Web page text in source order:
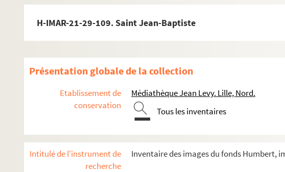
H-IMAR-21-29-109. Saint Jean-Baptiste
Présentation globale de la collection
Etablissement de
conservation
Médiathèque Jean Levy. Lille, Nord.
Tous les inventaires
Intitulé de l'instrument de
recherche
Inventaire des images du fonds Humbert,
H-IMAR-21-26-92. Saint Ioannes Baptiste
H-IMAR-21-27-95. Saint Jean-Baptiste
H-IMAR-21-27-97. Saint Jean-Baptiste
H-IMAR-21-27-98. Saint Jean-Baptiste
H-IMAR-21-27-100. Saint Jean-Baptiste
H-IMAR-21-27-101. Saint Jean-Baptiste